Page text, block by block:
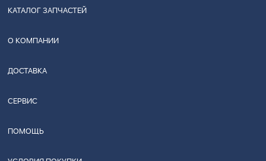
КАТАЛОГ ЗАПЧАСТЕЙ
О КОМПАНИИ
ДОСТАВКА
СЕРВИС
ПОМОЩЬ